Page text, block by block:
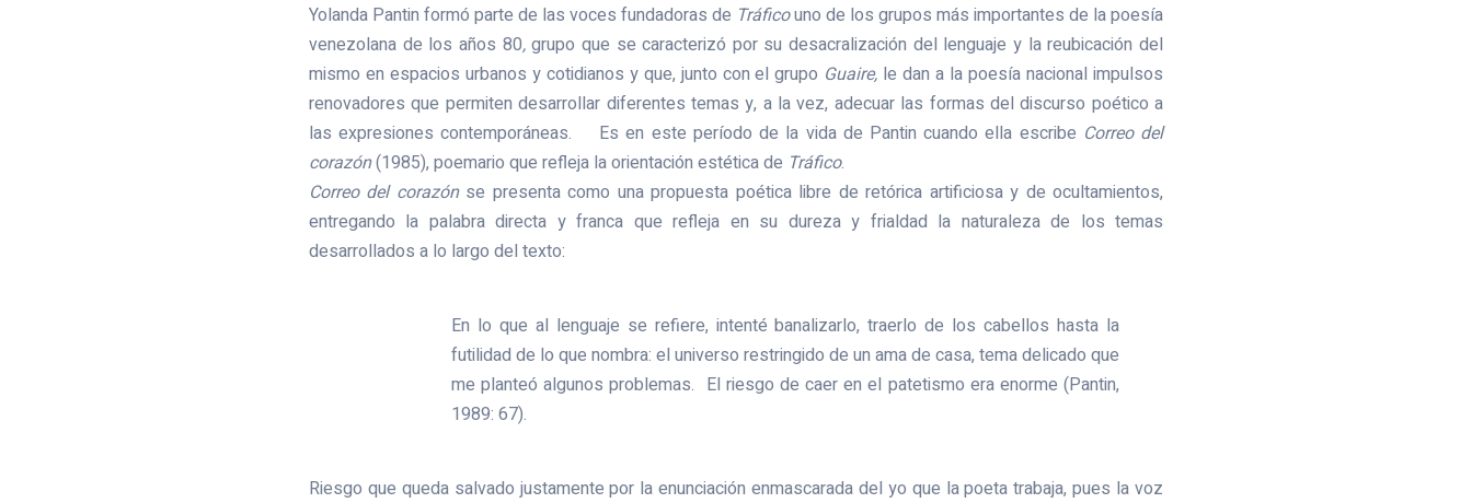
Yolanda Pantin formó parte de las voces fundadoras de Tráficouno de los grupos más importantes de la poesía
venezolana de los años 80,grupo que se caracterizó por su desacralización del lenguaje y la reubicación del
mismo en espacios urbanos y cotidianos y que, junto con el grupo Guaire, le dan a la poesía nacional impulsos
renovadores que permiten desarrollar diferentes temas y, a la vez, adecuar las formas del discurso poético a
las expresiones contemporáneas. Es en este período de la vida de Pantin cuando ella escribe Correo del
corazón(1985), poemario que refleja la orientación estética de Tráfico.
Correo del corazónse presenta como una propuesta poética libre de retórica artificiosa y de ocultamientos,
entregando la palabra directa y franca que refleja en su dureza y frialdad la naturaleza de los temas
desarrollados a lo largo del texto:
En lo que al lenguaje se refiere, intenté banalizarlo, traerlo de los cabellos hasta la
futilidad de lo que nombra: el universo restringido de un ama de casa, tema delicado que
me planteó algunos problemas. El riesgo de caer en el patetismo era enorme (Pantin,
1989: 67).
Riesgo que queda salvado justamente por la enunciación enmascarada del yo que la poeta trabaja, pues la voz